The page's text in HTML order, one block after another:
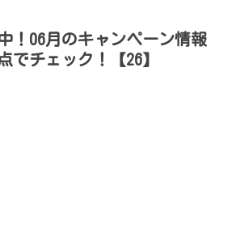
中！06月のキャンペーン情報
でチェック！【26】